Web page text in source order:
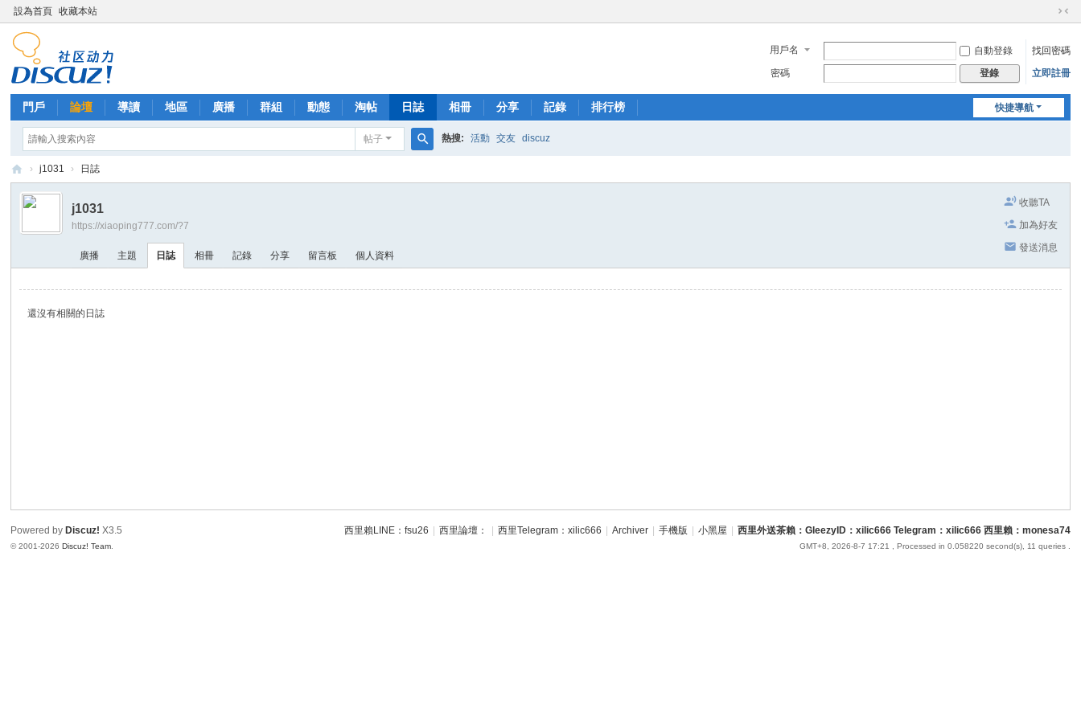
設為首頁 收藏本站
切
到
窄
用戶名 自動登錄
找回密碼
密碼
登錄 立即註冊
快捷導航
門戶 論壇 導讀 地區 廣播 群組 動態 淘帖 日誌 相冊 分享 記錄 排行榜
帖子
索
熱搜: 活動 交友 discuz
西
外
› j1031 › 日誌
收聽TA
加為好友
發送消息
j1031
https://xiaoping777.com/?7
廣播 主題 日誌 相冊 記錄 分享 留言板 個人資料
還沒有相關的日誌
西里賴LINE：fsu26 西里論壇： 西里Telegram：xilic666 Archiver 手機版 小黑屋 西里外送茶賴：GleezyID：xilic666 Telegram：xilic666 西里賴：monesa74
GMT+8, 2026-8-7 17:21 , Processed in 0.058220 second(s), 11 queries .
Powered by Discuz! X3.5
© 2001-2026Discuz! Team